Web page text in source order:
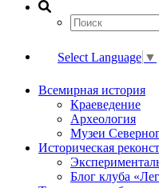
Select Language ▼
Всемирная история
Краеведение
Археология
Музеи
Историческая
Блог клуба